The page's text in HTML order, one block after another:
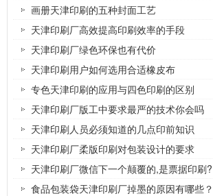
画册天津印刷的五种封面工艺
天津印刷厂高效提高印刷效率的手段
天津印刷厂绿色环保也有代价
天津印刷用户如何选用合适橡皮布
专色天津印刷的应用与四色印刷的区别
天津印刷厂版工中要求最严的技术你会吗
天津印刷人员必须知道的几点印前知识
天津印刷厂柔版印刷对包装设计的要求
天津印刷厂微信下一个颠覆的,是票据印刷?
食品包装袋天津印刷厂掉墨的原因有哪些？